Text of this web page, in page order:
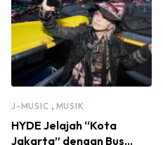
J-MUSIC , MUSIK
HYDE Jelajah “Kota
Jakarta” dengan Bus